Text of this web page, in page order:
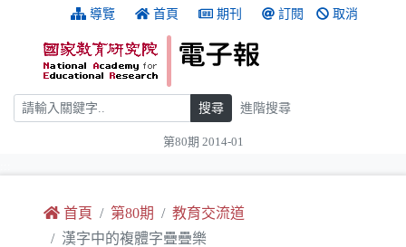
跳到主要內容 導覽 首頁 期刊 訂閱 取消
搜尋 搜尋 進階搜尋
第80期 2014-01
首頁 第80期
教育交流道
漢字中的複體字疊疊樂